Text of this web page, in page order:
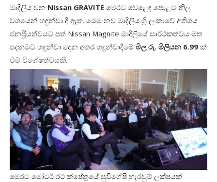
මාදිලිය වන Nissan GRAVITE මෙරට වෙළෙඳ පොළට නිල
වශයෙන් හඳුන්වා දී ඇත. මෙම නව මාදිලිය ශ්‍රී ලංකාවේ අතිශය
ජනප්‍රියත්වයට පත් Nissan Magnite මාදිලියේ සාර්ථකත්වය මත
පදනම්ව හඳුන්වා දෙන අතර හඳුන්වාදීමේ මිල රු. මිලියන 6.99 ක්
වීම විශේෂත්වයකි.
මෙරට මෝටර් රථ ක්ෂේත්‍රයේ සුවිශේෂී හැරවුම් ලක්ෂයක්